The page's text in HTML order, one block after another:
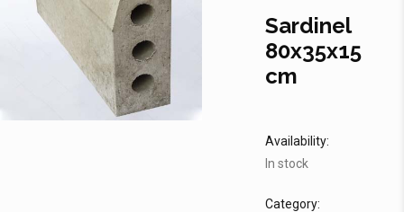
Sardinel
80x35x15
cm
Availability:
In stock
Category: